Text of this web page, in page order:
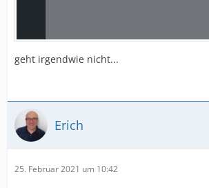
geht irgendwie nicht...
Erich
25. Februar 2021 um 10:42